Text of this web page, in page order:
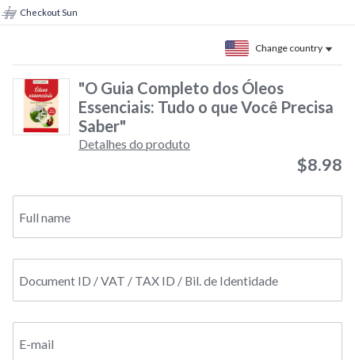
Checkout Sun
Change country
"O Guia Completo dos Óleos
Essenciais: Tudo o que Você Precisa
Saber"
Detalhes do produto
$8.98
Full name
Document ID / VAT / TAX ID / Bil. de Identidade
E-mail